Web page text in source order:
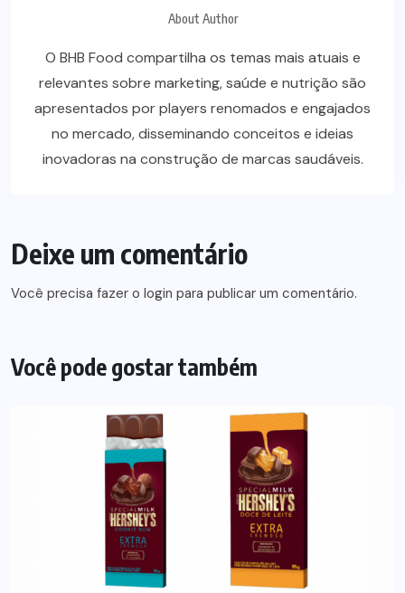
About Author
O BHB Food compartilha os temas mais atuais e
relevantes sobre marketing, saúde e nutrição são
apresentados por players renomados e engajados
no mercado, disseminando conceitos e ideias
inovadoras na construção de marcas saudáveis.
Deixe um comentário
Você precisa fazer o login para publicar um comentário.
Você pode gostar também